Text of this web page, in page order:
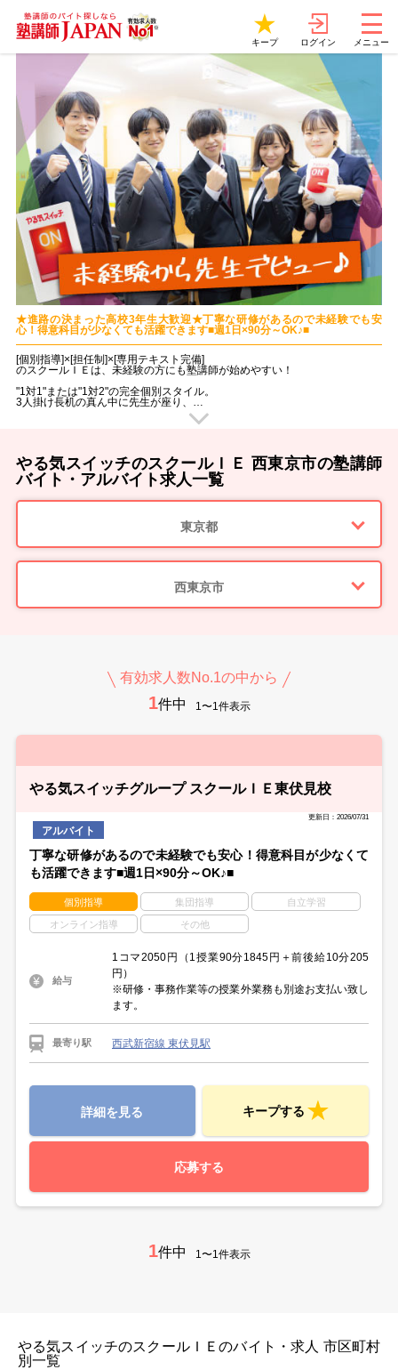
キープ ログイン メニュー
★進路の決まった高校3年生大歓迎★丁寧な研修があるので未経験でも安
心！得意科目が少なくても活躍できます■週1日×90分～OK♪■
[個別指導]×[担任制]×[専用テキスト完備]
のスクールＩＥは、未経験の方にも塾講師が始めやすい！
"1対1"または"1対2"の完全個別スタイル。
3人掛け長机の真ん中に先生が座り、
生徒のすぐ隣で勉強を教えていただきます。
「今の言い方だと伝わらなかったかな？」
「困った表情をしているからもう少し補足が必要かな？」
子どもたちのすぐ近くにいるからこそ、
ちょっとした変化にも気づけて教えやすいのです。
その瞬間を見られるのは個別指導ならではのヤリガイです。
・手洗いやアルコール消毒の徹底
・教室内の消毒（教室内や備品など毎日の消毒を徹底しています）
・随時室内の換気を行っています
スクールIEでのバイトのこと、研修のこと、就職活動のことなど…
何でも先輩講師に相談できる環境です！
新しい先生を明るく迎えてくれるメンバーが待っています♪
スクールIEにはオリジナルのテキストがあり、
授業をスムーズに進められます。
■ 勤務スタート日は相談OK！ ■
学校のカリキュラムが決まって落ち着いてから…
スキマ時間を使いたい週1日勤務や
しっかり働きたい週5日勤務もOKです☆
やる気スイッチのスクールＩＥ 西東京市の塾講師
バイト・アルバイト求人一覧
東京都
西東京市
有効求人数No.1の中から
1件中 1〜1件表示
やる気スイッチグループ スクールＩＥ東伏見校
更新日：2026/07/31
アルバイト
丁寧な研修があるので未経験でも安心！得意科目が少なくて
も活躍できます■週1日×90分～OK♪■
個別指導 集団指導 自立学習
オンライン指導 その他
給与
1コマ2050円（1授業90分1845円＋前後給10分205
円）
※研修・事務作業等の授業外業務も別途お支払い致し
ます。
最寄り駅 西武新宿線 東伏見駅
詳細を見る キープする
応募する
1件中 1〜1件表示
やる気スイッチのスクールＩＥのバイト・求人 市区町村
別一覧